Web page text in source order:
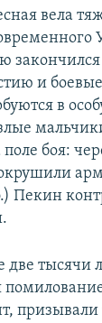
вела
и
в
поле боя:
Пекин
тысячи